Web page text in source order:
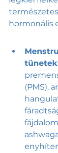
hormonális
(PMS),